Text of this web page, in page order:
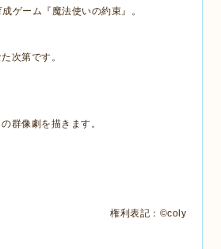
ゲーム『魔法使いの約束』。
次第です。
群像劇を描きます。
権利表記： ©coly